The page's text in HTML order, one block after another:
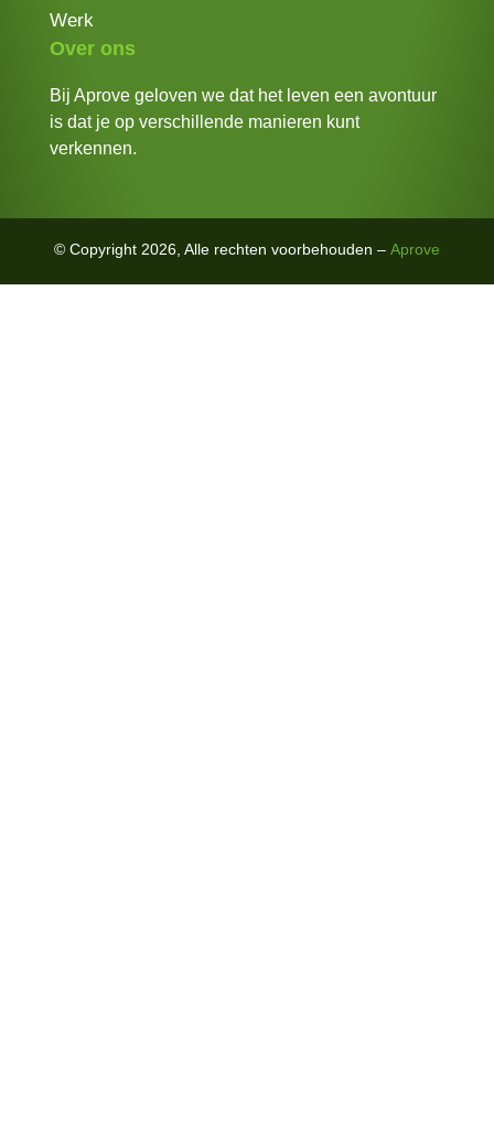
Werk
Over ons
Bij Aprove geloven we dat het leven een avontuur
is dat je op verschillende manieren kunt
verkennen.
© Copyright 2026, Alle rechten voorbehouden – Aprove